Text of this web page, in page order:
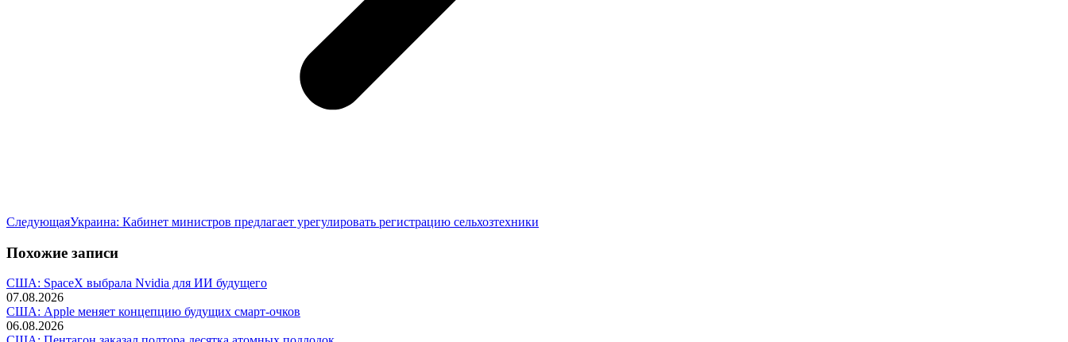
СледующаяСледующая
Украина: Кабинет министров предлагает урегулировать регистрацию сельхозтехники
Похожие записи
США: SpaceX выбрала Nvidia для ИИ будущего
07.08.2026
США: Apple меняет концепцию будущих смарт-очков
06.08.2026